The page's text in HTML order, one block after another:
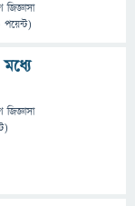
জিজ্ঞাসা
পয়েন্ট)
জিজ্ঞাসা